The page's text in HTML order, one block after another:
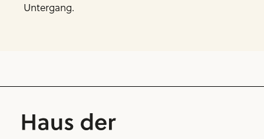
Untergang.